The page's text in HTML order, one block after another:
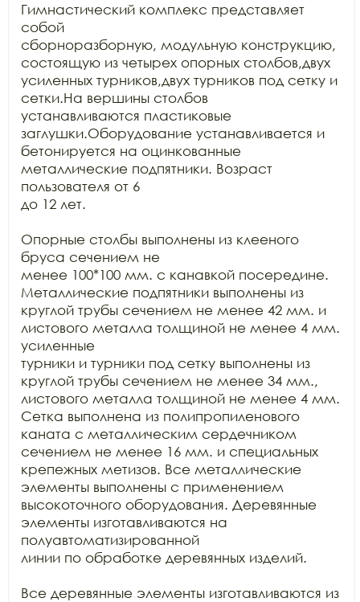
Гимнастический комплекс представляет
собой
сборноразборную, модульную конструкцию,
состоящую из четырех опорных столбов,двух
усиленных турников,двух турников под сетку и
сетки.На вершины столбов
устанавливаются пластиковые
заглушки.Оборудование устанавливается и
бетонируется на оцинкованные
металлические подпятники. Возраст
пользователя от 6
до 12 лет.
Опорные столбы выполнены из клееного
бруса сечением не
менее 100*100 мм. с канавкой посередине.
Металлические подпятники выполнены из
круглой трубы сечением не менее 42 мм. и
листового металла толщиной не менее 4 мм.
усиленные
турники и турники под сетку выполнены из
круглой трубы сечением не менее 34 мм.,
листового металла толщиной не менее 4 мм.
Сетка выполнена из полипропиленового
каната с металлическим сердечником
сечением не менее 16 мм. и специальных
крепежных метизов. Все металлические
элементы выполнены с применением
высокоточного оборудования. Деревянные
элементы изготавливаются на
полуавтоматизированной
линии по обработке деревянных изделий.
Все деревянные элементы изготавливаются из